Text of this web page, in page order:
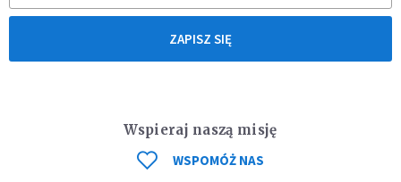
ZAPISZ SIĘ
Wspieraj naszą misję
WSPOMÓŻ NAS